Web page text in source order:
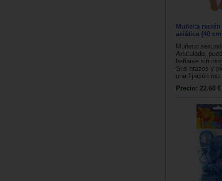
Muñeca
asiática (40
Muñeco
Articulado,
bañarse sin
Sus brazos y
una fijación
Precio: 22.60 €